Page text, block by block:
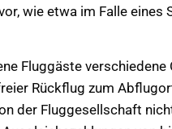
wie etwa im Falle eines
Fluggäste verschiedene
Rückflug zum
der Fluggesellschaft